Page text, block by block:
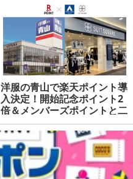
洋服の青山で楽天ポイント導
入決定！開始記念ポイント2
倍＆メンバーズポイントと二
重取りも | マネーの達人